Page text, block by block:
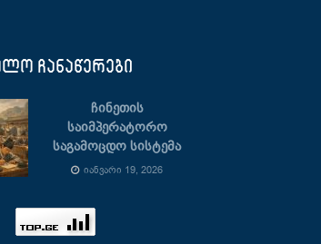
ჩანაწერები
ჩინეთის
საიმპერატორო
საგამოცდო სისტემა
ᲘᲐᲜᲕᲐᲠᲘ 19, 2026